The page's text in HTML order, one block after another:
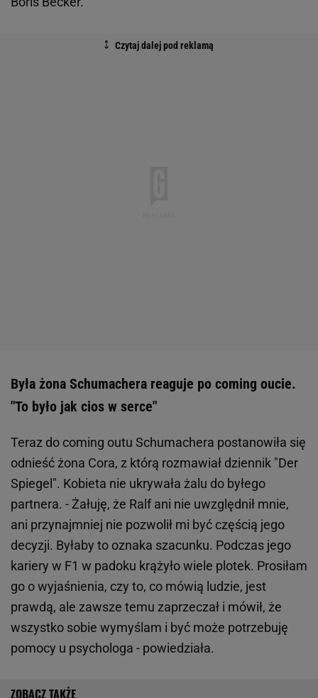
Była żona Schumachera reaguje po coming oucie.
"To było jak cios w serce"
Teraz do coming outu Schumachera postanowiła się
odnieść żona Cora, z którą rozmawiał dziennik "Der
Spiegel". Kobieta nie ukrywała żalu do byłego
partnera. - Żałuję, że Ralf ani nie uwzględnił mnie,
ani przynajmniej nie pozwolił mi być częścią jego
decyzji. Byłaby to oznaka szacunku. Podczas jego
kariery w F1 w padoku krążyło wiele plotek. Prosiłam
go o wyjaśnienia, czy to, co mówią ludzie, jest
prawdą, ale zawsze temu zaprzeczał i mówił, że
wszystko sobie wymyślam i być może potrzebuję
pomocy u psychologa - powiedziała.